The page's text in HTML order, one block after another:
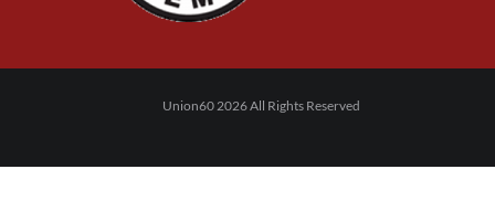
Union60 2026 All Rights Reserved